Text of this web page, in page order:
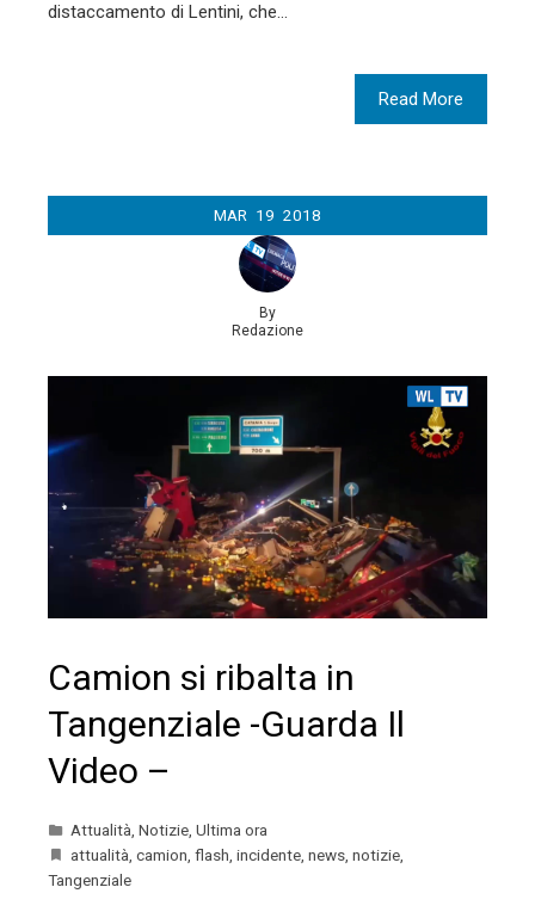
distaccamento di Lentini, che…
Read More
MAR 19 2018
By
Redazione
Camion si ribalta in
Tangenziale -Guarda Il
Video –
Attualità Notizie Ultima ora
attualità camion flash incidente news notizie
Tangenziale